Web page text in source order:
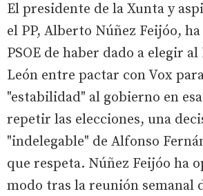
El presidente de la Xunta y
el PP, Alberto Núñez Feijóo,
PSOE de haber dado a elegir
León entre pactar con Vox
"estabilidad" al gobierno en
repetir las elecciones, una
"indelegable" de Alfonso
que respeta. Núñez Feijóo ha
modo tras la reunión semanal